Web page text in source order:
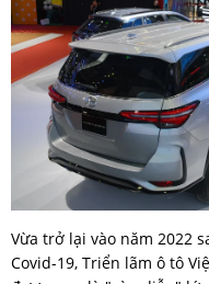
Vừa trở lại vào năm 2022
Covid-19, Triển lãm ô tô